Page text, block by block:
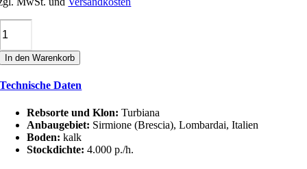
In den Warenkorb
Technische Daten
Rebsorte und Klon:Turbiana
Anbaugebiet: Sirmione (Brescia), Lombardai, Italien
Boden: kalk
Stockdichte:4.000 p./h.